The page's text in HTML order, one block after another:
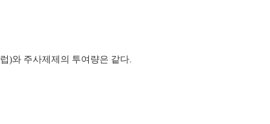
)와 주사제제의 투여량은 같다.